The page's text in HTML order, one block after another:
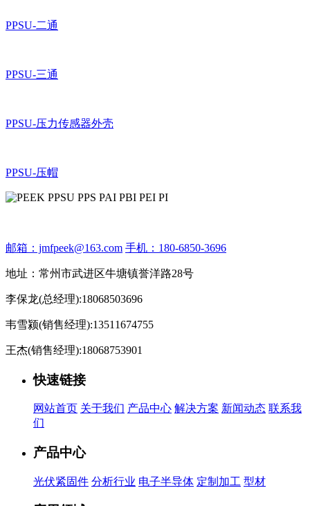
PPSU-二通
PPSU-三通
PPSU-压力传感器外壳
PPSU-压帽
邮箱：jmfpeek@163.com 手机：180-6850-3696
地址：常州市武进区牛塘镇誉洋路28号
李保龙(总经理):18068503696
韦雪颍(销售经理):13511674755
王杰(销售经理):18068753901
快速链接
网站首页 关于我们 产品中心 解决方案 新闻动态 联系我
们
产品中心
光伏紧固件 分析行业 电子半导体 定制加工 型材